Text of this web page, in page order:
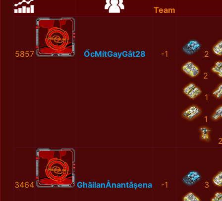
Team
5857 ỐcMítGayGắt28 -1 2
2
1
1
3464 GhăilanÅnantãșena -1 3